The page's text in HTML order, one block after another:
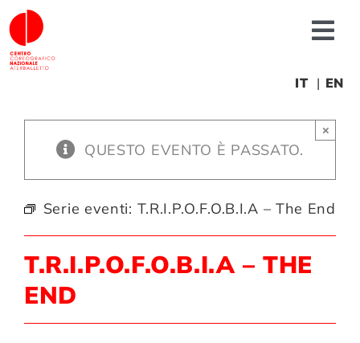
Salta
al
contenuto
Fonderia
IT EN
QUESTO EVENTO È PASSATO.
×
Serie eventi: T.R.I.P.O.F.O.B.I.A – The End
T.R.I.P.O.F.O.B.I.A – THE
END